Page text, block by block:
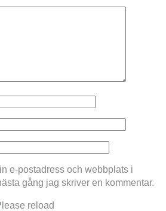
e-postadress och webbplats i
gång jag skriver en kommentar.